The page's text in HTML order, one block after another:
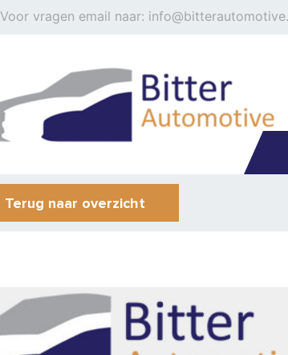
Voor vragen email naar:
Terug naar overzicht